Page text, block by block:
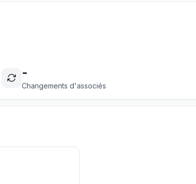
-
Changements d'associés